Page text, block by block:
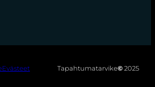
Evästeet Tapahtumatarvike©2025